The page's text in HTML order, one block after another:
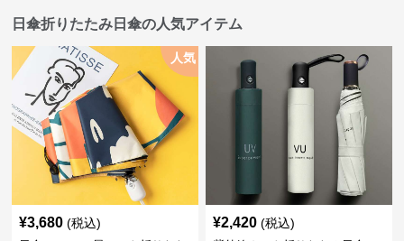
日傘折りたたみ日傘の人気アイテム
人気
¥3,680 (税込) ¥2,420 (税込)